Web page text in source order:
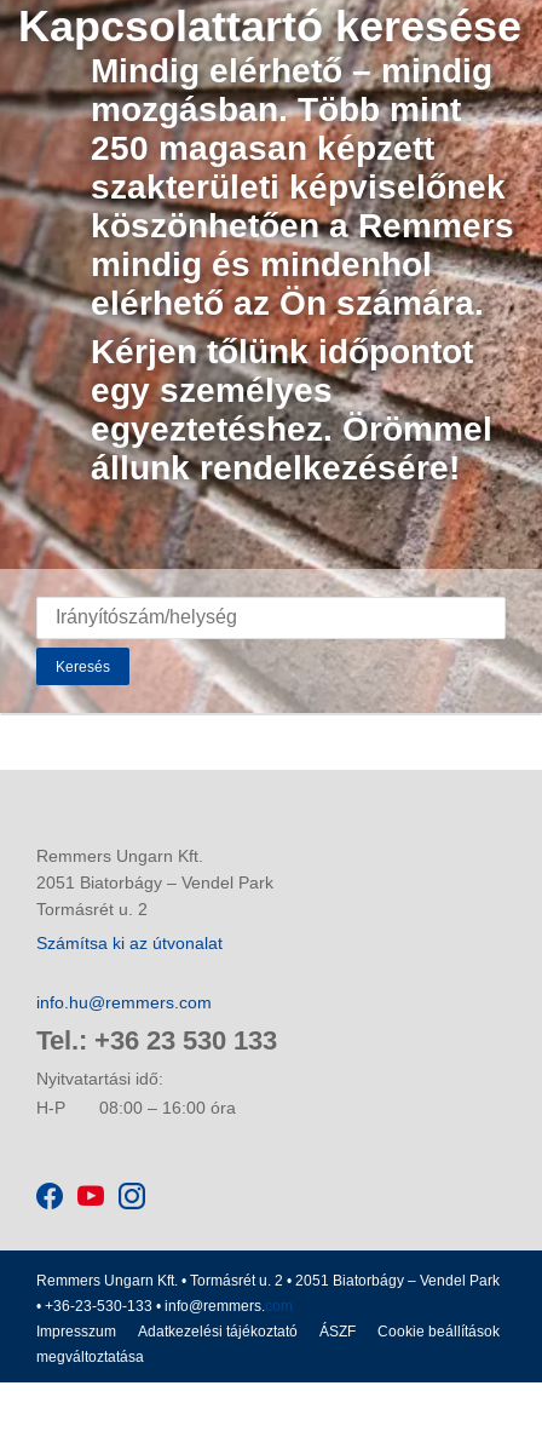
Kapcsolattartó keresése
Mindig elérhető – mindig
mozgásban. Több mint
250 magasan képzett
szakterületi képviselőnek
köszönhetően a Remmers
mindig és mindenhol
elérhető az Ön számára.
Kérjen tőlünk időpontot
egy személyes
egyeztetéshez. Örömmel
állunk rendelkezésére!
Keresés
Remmers Ungarn Kft.
2051 Biatorbágy – Vendel Park
Tormásrét u. 2
Számítsa ki az útvonalat
info.hu@remmers.com
Tel.: +36 23 530 133
Nyitvatartási idő:
H-P
08:00 – 16:00 óra
Remmers Ungarn Kft. • Tormásrét u. 2 • 2051 Biatorbágy – Vendel Park
• +36-23-530-133 • info@remmers.com
Impresszum
Adatkezelési tájékoztató ÁSZF
Cookie beállítások
megváltoztatása